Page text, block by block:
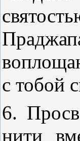
с тобой
6.
нити